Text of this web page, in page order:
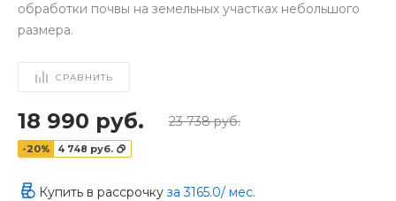
обработки почвы на земельных участках небольшого
размера.
СРАВНИТЬ
18 990 руб. 23 738 руб.
-20% 4 748 руб.
Купить в рассрочку за3165.0/ мес.